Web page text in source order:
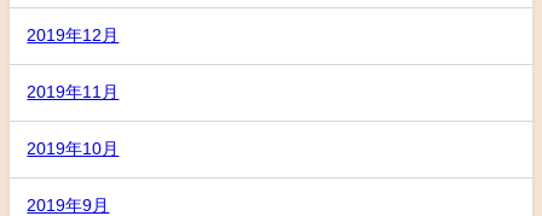
2019年12月
2019年11月
2019年10月
2019年9月